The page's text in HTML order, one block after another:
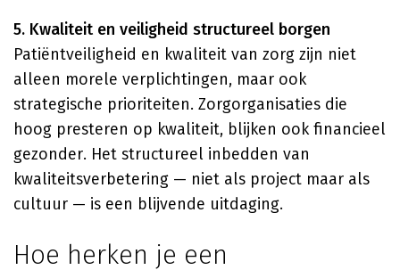
5. Kwaliteit en veiligheid structureel borgen
Patiëntveiligheid en kwaliteit van zorg zijn niet
alleen morele verplichtingen, maar ook
strategische prioriteiten. Zorgorganisaties die
hoog presteren op kwaliteit, blijken ook financieel
gezonder. Het structureel inbedden van
kwaliteitsverbetering — niet als project maar als
cultuur — is een blijvende uitdaging.
Hoe herken je een